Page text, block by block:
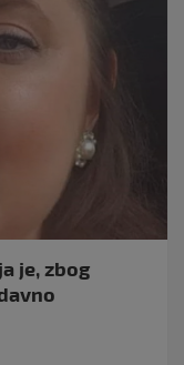
je, zbog